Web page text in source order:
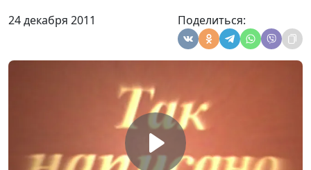
24 декабря 2011 Поделиться:
Наши дела и наша
Дмитрий Булатов,
священнослужитель
#841
Дмитрий Булатов,
священнослужитель
Рождение свыше
Дмитрий Булатов,
#838